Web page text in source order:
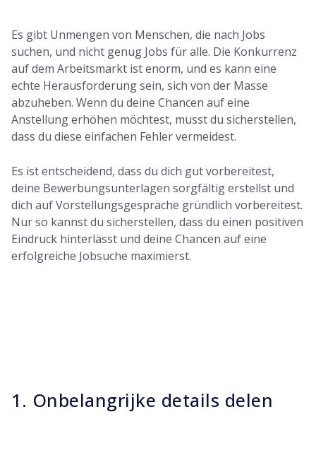
Es gibt Unmengen von Menschen, die nach Jobs
suchen, und nicht genug Jobs für alle. Die Konkurrenz
auf dem Arbeitsmarkt ist enorm, und es kann eine
echte Herausforderung sein, sich von der Masse
abzuheben. Wenn du deine Chancen auf eine
Anstellung erhöhen möchtest, musst du sicherstellen,
dass du diese einfachen Fehler vermeidest.
Es ist entscheidend, dass du dich gut vorbereitest,
deine Bewerbungsunterlagen sorgfältig erstellst und
dich auf Vorstellungsgespräche gründlich vorbereitest.
Nur so kannst du sicherstellen, dass du einen positiven
Eindruck hinterlässt und deine Chancen auf eine
erfolgreiche Jobsuche maximierst.
1. Onbelangrijke details delen